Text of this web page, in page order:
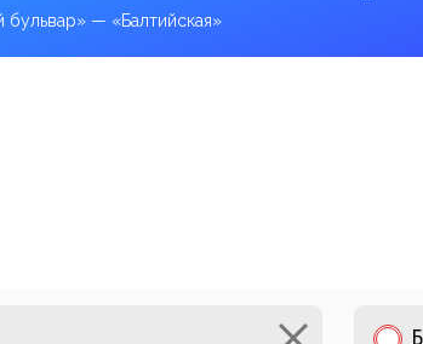
бульвар» — «Балтийская»